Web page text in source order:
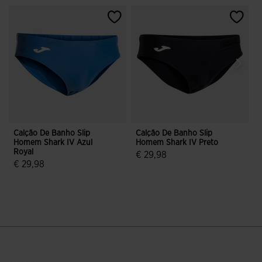
Calção De Banho Slip
Homem Shark IV Azul
Royal
€ 29,98
Calção De Banho Slip
Homem Shark IV Preto
€ 29,98